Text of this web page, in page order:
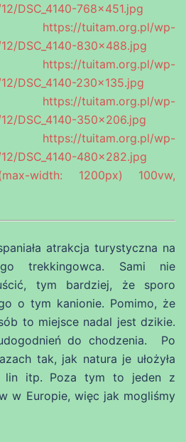
DSC_4140-768×451.jpg
tuitam.org.pl/wp-
DSC_4140-830×488.jpg
tuitam.org.pl/wp-
DSC_4140-230×135.jpg
tuitam.org.pl/wp-
DSC_4140-350×206.jpg
tuitam.org.pl/wp-
DSC_4140-480×282.jpg
width: 1200px) 100vw,
atrakcja turystyczna na
trekkingowca. Sami nie
tym bardziej, że sporo
o tym kanionie. Pomimo, że
to miejsce nadal jest dzikie.
do chodzenia. Po
tak, jak natura je ułożyła
lin itp. Poza tym to jeden z
w Europie, więc jak mogliśmy